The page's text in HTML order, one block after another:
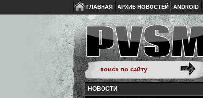
ГЛАВНАЯ АРХИВ НОВОСТЕЙ ANDROID
НОВОСТИ